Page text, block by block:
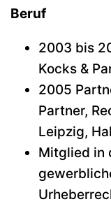
Beruf
2003 bis
Kocks &
2005
Partner,
Leipzig,
Mitglied in